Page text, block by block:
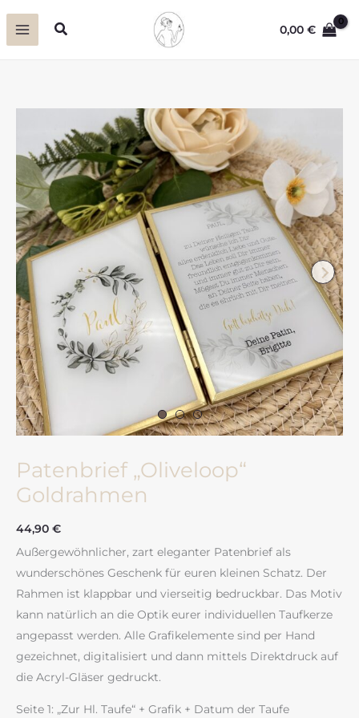
Inhalt
Suchen 0,00€
Patenbrief „Oliveloop“
Goldrahmen
44,90 €
Außergewöhnlicher, zart eleganter Patenbrief als
wunderschönes Geschenk für euren kleinen Schatz. Der
Rahmen ist klappbar und vierseitig bedruckbar. Das Motiv
kann natürlich an die Optik eurer individuellen Taufkerze
angepasst werden. Alle Grafikelemente sind per Hand
gezeichnet, digitalisiert und dann mittels Direktdruck auf
die Acryl-Gläser gedruckt.
Seite 1: „Zur Hl. Taufe“ + Grafik + Datum der Taufe